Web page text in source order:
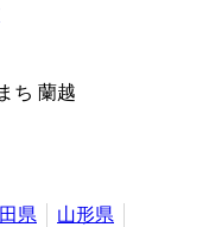
ち 蘭越
県
山形県